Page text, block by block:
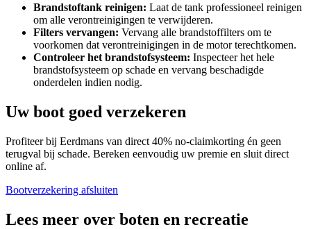
Brandstoftank reinigen: Laat de tank professioneel reinigen
om alle verontreinigingen te verwijderen.
Filters vervangen: Vervang alle brandstoffilters om te
voorkomen dat verontreinigingen in de motor terechtkomen.
Controleer het brandstofsysteem: Inspecteer het hele
brandstofsysteem op schade en vervang beschadigde
onderdelen indien nodig.
Uw boot goed verzekeren
Profiteer bij Eerdmans van direct 40% no-claimkorting én geen
terugval bij schade. Bereken eenvoudig uw premie en sluit direct
online af.
Bootverzekering afsluiten
Lees meer over boten en recreatie